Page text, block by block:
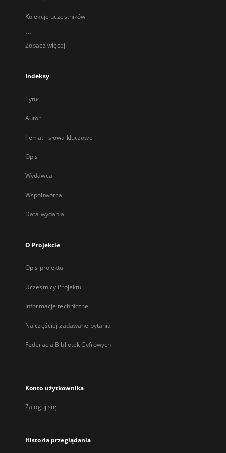
Kolekcje uczestników
...
Zobacz więcej
Indeksy
Tytuł
Autor
Temat i słowa kluczowe
Opis
Wydawca
Współtwórca
Data wydania
O Projekcie
Opis projektu
Uczestnicy Projektu
Informacje techniczne
Najczęściej zadawane pytania
Federacja Bibliotek Cyfrowych
Konto użytkownika
Zaloguj się
Historia przeglądania